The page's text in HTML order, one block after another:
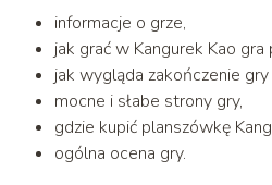
informacje o grze,
jak grać w Kangurek Kao gra
jak wygląda zakończenie
mocne i słabe strony gry,
gdzie kupić planszówkę
ogólna ocena gry.